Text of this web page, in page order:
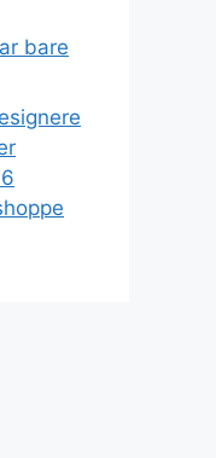
bare